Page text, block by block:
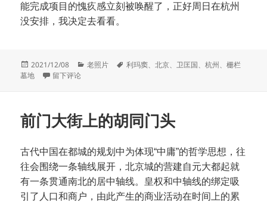
能完成项目的愧疚感立刻被唤醒了，正好周日在杭州
没安排，我决定去看看。
发
布
2021/12/08
分
老照片
标
利玛窦、北京、 卫匡国、杭州、栅栏
墓地
于两处传教士墓
留下评论
前门大街上的胡同门头
古代中国在都城的规划中为体现“中庸”的哲学思想，往
往会围绕一条轴线展开，北京城的营建自元大都起就
有一条贯通南北的居中轴线。皇权和中轴线的绑定吸
引了人口和商户，由此产生的商业活动在时间上的累